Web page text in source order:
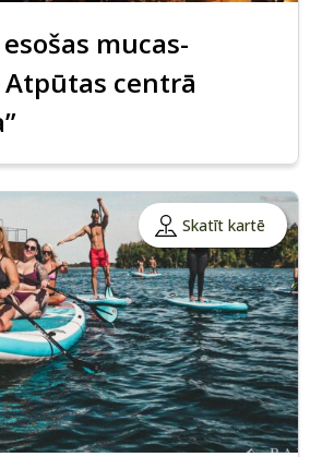
mucas-
centrā
Skatīt kartē